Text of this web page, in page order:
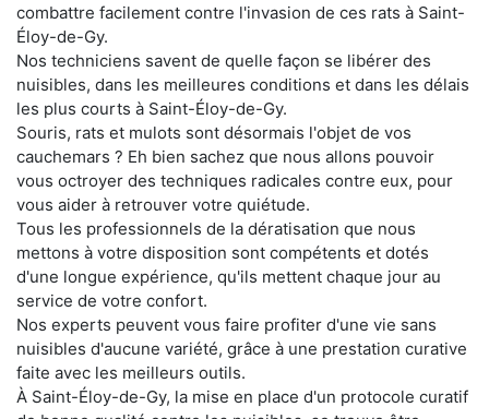
combattre facilement contre l'invasion de ces rats à Saint-
Éloy-de-Gy.
Nos techniciens savent de quelle façon se libérer des
nuisibles, dans les meilleures conditions et dans les délais
les plus courts à Saint-Éloy-de-Gy.
Souris, rats et mulots sont désormais l'objet de vos
cauchemars ? Eh bien sachez que nous allons pouvoir
vous octroyer des techniques radicales contre eux, pour
vous aider à retrouver votre quiétude.
Tous les professionnels de la dératisation que nous
mettons à votre disposition sont compétents et dotés
d'une longue expérience, qu'ils mettent chaque jour au
service de votre confort.
Nos experts peuvent vous faire profiter d'une vie sans
nuisibles d'aucune variété, grâce à une prestation curative
faite avec les meilleurs outils.
À Saint-Éloy-de-Gy, la mise en place d'un protocole curatif